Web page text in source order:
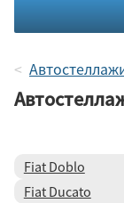
Fiat Doblo
Fiat Ducato